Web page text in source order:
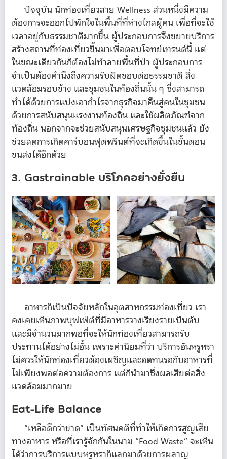
ปัจจุบัน นักท่องเที่ยวสาย Wellness ส่วนหนึ่งมีความ
ต้องการจะออกไปพักใจในพื้นที่ที่ห่างไกลผู้คน เพื่อที่จะใช้
เวลาอยู่กับธรรมชาติมากขึ้น ผู้ประกอบการจึงขยายบริการ
สร้างสถานที่ท่องเที่ยวขึ้นมาเพื่อตอบโจทย์เทรนด์นี้ แต่
ในขณะเดียวกันก็ต้องไม่ทำลายพื้นที่ป่า ผู้ประกอบการ
จำเป็นต้องคำนึงถึงความรับผิดชอบต่อธรรมชาติ สิ่ง
แวดล้อมรอบข้าง และชุมชนในท้องถิ่นนั้น ๆ ซึ่งสามารถ
ทำได้ด้วยการแบ่งเอากำไรจากธุรกิจมาคืนสู่คนในชุมชน
ด้วยการสนับสนุนแรงงานท้องถิ่น และใช้ผลิตภัณฑ์จาก
ท้องถิ่น นอกจากจะช่วยสนับสนุนเศรษฐกิจชุมชนแล้ว ยัง
ช่วยลดการเกิดคาร์บอนฟุตพรินต์ที่จะเกิดขึ้นในขั้นตอน
ขนส่งได้อีกด้วย
3. Gastrainable บริโภคอย่างยั่งยืน
อาหารก็เป็นปัจจัยหลักในอุตสาหกรรมท่องเที่ยว เรา
คงเคยเห็นภาพบุฟเฟ่ต์ที่มีอาหารวางเรียงรายเป็นตับ
และมีจำนวนมากพอที่จะให้นักท่องเที่ยวสามารถรับ
ประทานได้อย่างไม่อั้น เพราะค่านิยมที่ว่า บริการอันหรูหรา
ไม่ควรให้นักท่องเที่ยวต้องเผชิญและอดทนรอกับอาหารที่
ไม่เพียงพอต่อความต้องการ แต่ก็นำมาซึ่งผลเสียต่อสิ่ง
แวดล้อมมากมาย
Eat-Life Balance
“เหลือดีกว่าขาด” เป็นทัศนคติที่ทำให้เกิดการสูญเสีย
ทางอาหาร หรือที่เรารู้จักกันในนาม “Food Waste” จะเห็น
ได้ว่าการบริการแบบหรูหราก็แลกมาด้วยการผลาญ